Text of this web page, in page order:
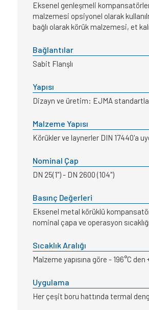
Eksenel genleşmeli
malzemesi opsiyonel olarak
bağlı olarak körük malzemesi, et
Bağlantılar
Sabit Flanşlı
Yapısı
Dizayn ve üretim: EJMA
Malzeme Yapısı
Körükler ve laynerler DIN 17440'a
Nominal Çap
DN 25(1") - DN 2600 (104")
Basınç Değerleri
Eksenel metal körüklü
nominal çapa ve operasyon
Sıcaklık Aralığı
Malzeme yapısına göre - 196°C den
Uygulama
Her çeşit boru hattında termal